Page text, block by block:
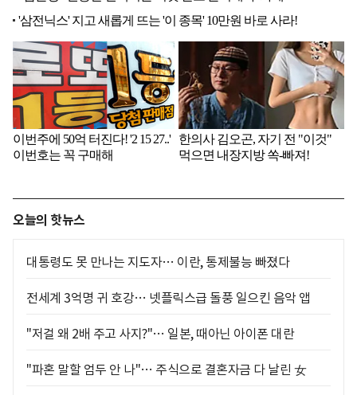
오늘의 핫뉴스
대통령도 못 만나는 지도자… 이란, 통제불능 빠졌다
전세계 3억명 귀 호강… 넷플릭스급 돌풍 일으킨 음악 앱
"저걸 왜 2배 주고 사지?"… 일본, 때아닌 아이폰 대란
"파혼 말할 엄두 안 나"… 주식으로 결혼자금 다 날린 女